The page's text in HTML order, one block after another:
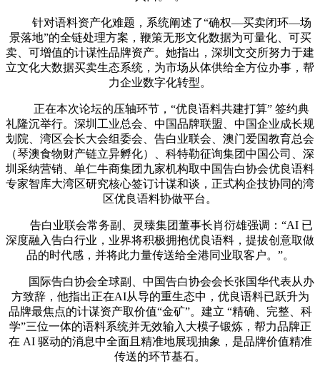
针对语料资产化难题，系统阐述了“确权—买卖闭环—场
景落地”的全链处理方案，鞭策无形文化数据为可量化、可买
卖、可增值的计谋性品牌资产。她指出，深圳文交所努力于建
立文化大数据买卖生态系统，为市场从体供给全方位办事，帮
力企业数字化转型。
正在本次论坛的压轴环节，“优良语料共建打算” 签约典
礼隆沉举行。深圳工业总会、中国品牌联盟、中国企业成长规
划院、湾区会长大会组委会、告白业联会、澳门爱国教育总会
（琴澳食物财产链立异孵化）、科特勒征询集团中国公司、深
圳采纳营销、单仁牛商集团九家机构取中国告白协会优良语料
专家智库大湾区研究核心签订计谋和谈，正式构企技协同的湾
区优良语料协做平台。
告白业联会常务副、灵臻集团董事长肖衍雄强调：“AI 已
深度融入告白行业，业界将积极拥抱优良语料，提拔创意取做
品的时代感，并将此力量传送给全港同业取客户。”。
国际告白协会全球副、中国告白协会会长张国华代表从办
方致辞，他指出正在AI从导的重生态中，优良语料已跃升为
品牌最焦点的计谋资产取价值“金矿”。建立 “精确、完整、科
学”三位一体的语料系统并无效输入大模子锻炼，帮力品牌正
在 AI 驱动的消息中全面且精准地展现抽象，是品牌价值精准
传送的环节基石。